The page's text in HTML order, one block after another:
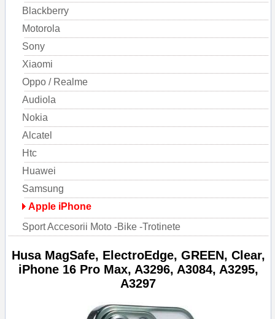
Blackberry
Motorola
Sony
Xiaomi
Oppo / Realme
Audiola
Nokia
Alcatel
Htc
Huawei
Samsung
Apple iPhone
Sport Accesorii Moto -Bike -Trotinete
Husa MagSafe, ElectroEdge, GREEN, Clear,
iPhone 16 Pro Max, A3296, A3084, A3295,
A3297